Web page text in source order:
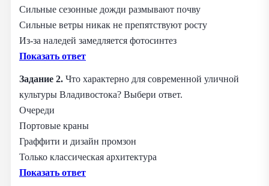
Сильные сезонные дожди размывают почву
Сильные ветры никак не препятствуют росту
Из-за наледей замедляется фотосинтез
Показать ответ
Задание 2. Что характерно для современной уличной
культуры Владивостока? Выбери ответ.
Очереди
Портовые краны
Граффити и дизайн промзон
Только классическая архитектура
Показать ответ